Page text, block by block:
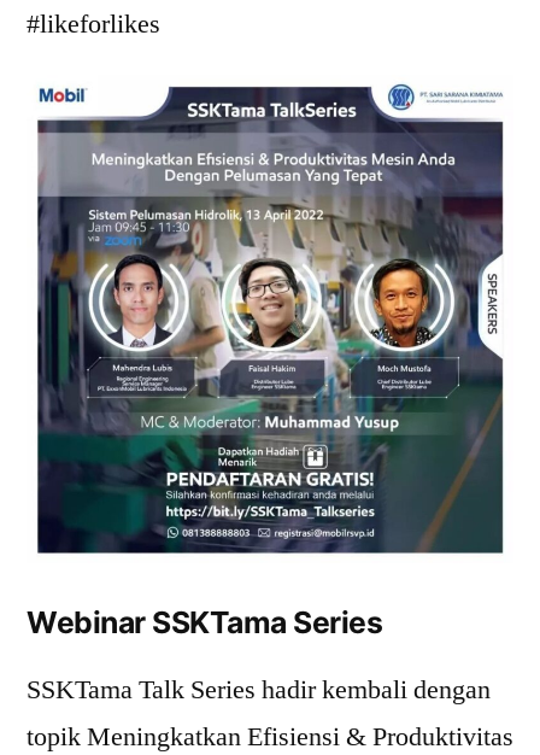
#likeforlikes
Webinar SSKTama Series
SSKTama Talk Series hadir kembali dengan
topik Meningkatkan Efisiensi & Produktivitas